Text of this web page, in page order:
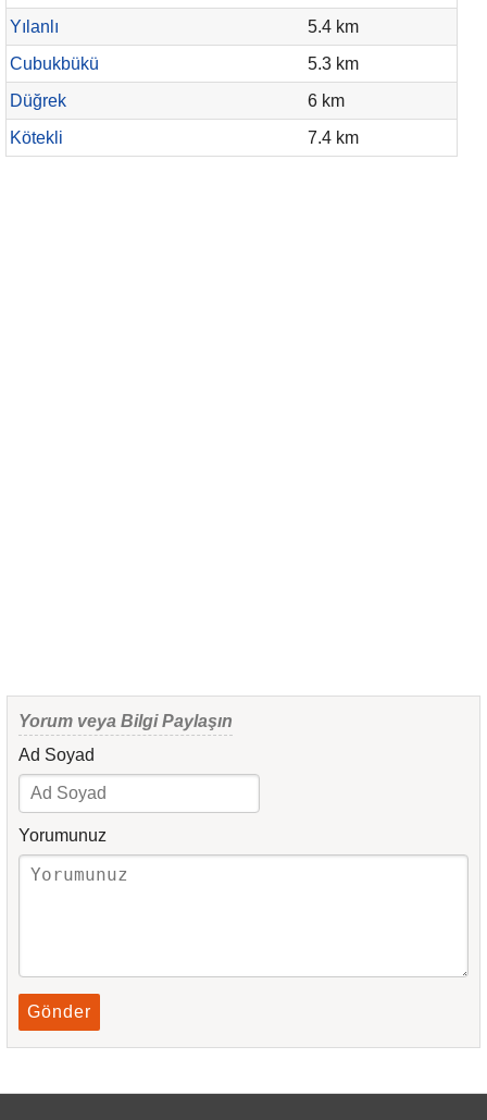
Yılanlı
5.4 km
Cubukbükü
5.3 km
Düğrek
6 km
Kötekli
7.4 km
Yorum veya Bilgi Paylaşın
Ad Soyad
Yorumunuz
Gönder